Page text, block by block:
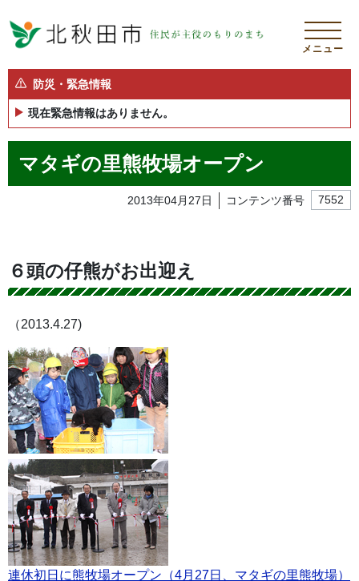
メニュー
防災・緊急情報
現在緊急情報はありません。
マタギの里熊牧場オープン
2013年04月27日 コンテンツ番号 7552
６頭の仔熊がお出迎え
（2013.4.27)
連休初日に熊牧場オープン（4月27日、マタギの里熊牧場）